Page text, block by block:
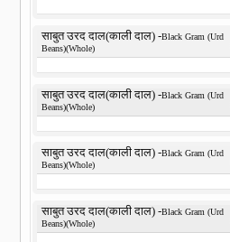
साबुत उरद दाल(काली दाल) -Black Gram (Urd
Beans)(Whole)
साबुत उरद दाल(काली दाल) -Black Gram (Urd
Beans)(Whole)
साबुत उरद दाल(काली दाल) -Black Gram (Urd
Beans)(Whole)
साबुत उरद दाल(काली दाल) -Black Gram (Urd
Beans)(Whole)